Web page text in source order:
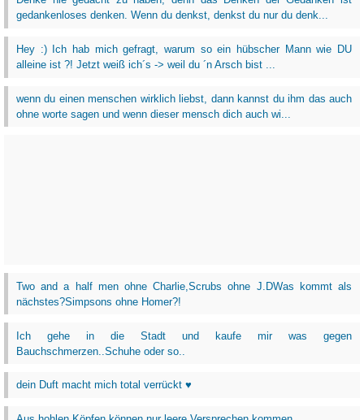
gedankenloses denken. Wenn du denkst, denkst du nur du denk...
Hey :) Ich hab mich gefragt, warum so ein hübscher Mann wie DU
alleine ist ?! Jetzt weiß ich´s -> weil du ´n Arsch bist ...
wenn du einen menschen wirklich liebst, dann kannst du ihm das auch
ohne worte sagen und wenn dieser mensch dich auch wi...
Two and a half men ohne Charlie,Scrubs ohne J.DWas kommt als
nächstes?Simpsons ohne Homer?!
Ich gehe in die Stadt und kaufe mir was gegen
Bauchschmerzen..Schuhe oder so..
dein Duft macht mich total verrückt ♥